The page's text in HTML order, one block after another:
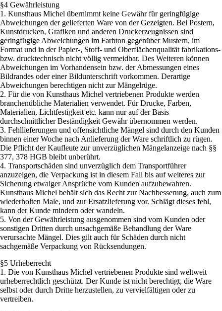
§4 Gewährleistung
1. Kunsthaus Michel übernimmt keine Gewähr für geringfügige
Abweichungen der gelieferten Ware von der Gezeigten. Bei Postern,
Kunstdrucken, Grafiken und anderen Druckerzeugnissen sind
geringfügige Abweichungen im Farbton gegenüber Mustern, im
Format und in der Papier-, Stoff- und Oberflächenqualität fabrikations-
bzw. drucktechnisch nicht völlig vermeidbar. Des Weiteren können
Abweichungen im Vorhandensein bzw. der Abmessungen eines
Bildrandes oder einer Bildunterschrift vorkommen. Derartige
Abweichungen berechtigen nicht zur Mängelrüge.
2. Für die von Kunsthaus Michel vertriebenen Produkte werden
branchenübliche Materialien verwendet. Für Drucke, Farben,
Materialien, Lichtfestigkeit etc. kann nur auf der Basis
durchschnittlicher Beständigkeit Gewähr übernommen werden.
3. Fehllieferungen und offensichtliche Mängel sind durch den Kunden
binnen einer Woche nach Anlieferung der Ware schriftlich zu rügen.
Die Pflicht der Kaufleute zur unverzüglichen Mängelanzeige nach §§
377, 378 HGB bleibt unberührt.
4. Transportschäden sind unverzüglich dem Transportführer
anzuzeigen, die Verpackung ist in diesem Fall bis auf weiteres zur
Sicherung etwaiger Ansprüche vom Kunden aufzubewahren.
Kunsthaus Michel behält sich das Recht zur Nachbesserung, auch zum
wiederholten Male, und zur Ersatzlieferung vor. Schlägt dieses fehl,
kann der Kunde mindern oder wandeln.
5. Von der Gewährleistung ausgenommen sind vom Kunden oder
sonstigen Dritten durch unsachgemäße Behandlung der Ware
verursachte Mängel. Dies gilt auch für Schäden durch nicht
sachgemäße Verpackung von Rücksendungen.
§5 Urheberrecht
1. Die von Kunsthaus Michel vertriebenen Produkte sind weltweit
urheberrechtlich geschützt. Der Kunde ist nicht berechtigt, die Ware
selbst oder durch Dritte herzustellen, zu vervielfältigen oder zu
vertreiben.